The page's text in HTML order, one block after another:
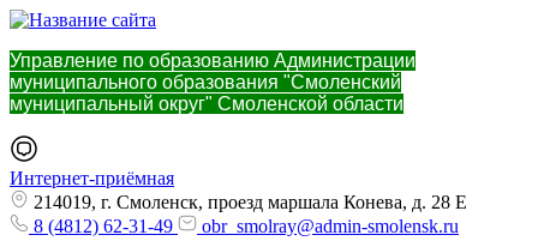
Управление по образованию Администрации
муниципального образования "Смоленский
муниципальный округ" Смоленской области
Интернет-приёмная
214019, г. Смоленск, проезд маршала Конева, д. 28 Е
8 (4812) 62-31-49
obr_smolray@admin-smolensk.ru